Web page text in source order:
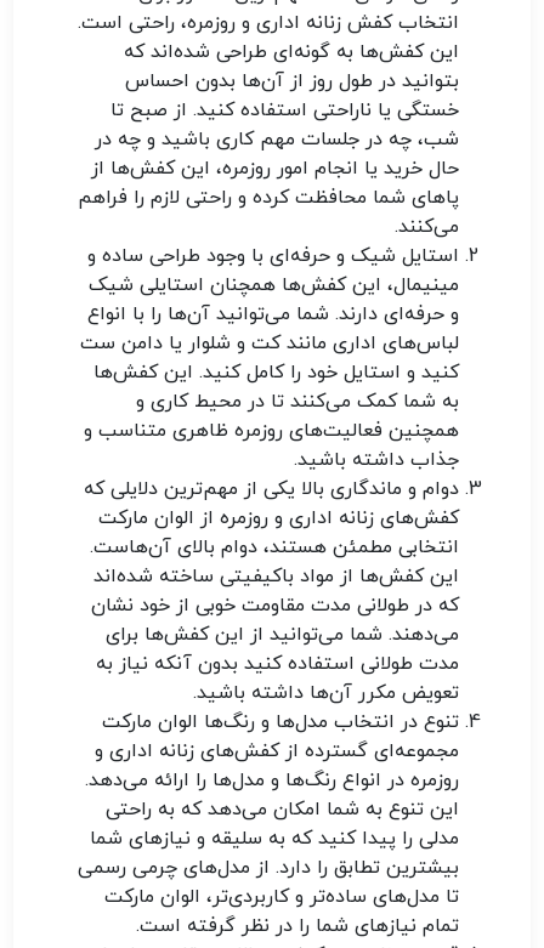
انتخاب کفش زنانه اداری و روزمره، راحتی است.
این کفش‌ها به گونه‌ای طراحی شده‌اند که
بتوانید در طول روز از آن‌ها بدون احساس
خستگی یا ناراحتی استفاده کنید. از صبح تا
شب، چه در جلسات مهم کاری باشید و چه در
حال خرید یا انجام امور روزمره، این کفش‌ها از
پاهای شما محافظت کرده و راحتی لازم را فراهم
می‌کنند.
استایل شیک و حرفه‌ای با وجود طراحی ساده و
مینیمال، این کفش‌ها همچنان استایلی شیک
و حرفه‌ای دارند. شما می‌توانید آن‌ها را با انواع
لباس‌های اداری مانند کت و شلوار یا دامن ست
کنید و استایل خود را کامل کنید. این کفش‌ها
به شما کمک می‌کنند تا در محیط کاری و
همچنین فعالیت‌های روزمره ظاهری متناسب و
جذاب داشته باشید.
دوام و ماندگاری بالا یکی از مهم‌ترین دلایلی که
کفش‌های زنانه اداری و روزمره از الوان مارکت
انتخابی مطمئن هستند، دوام بالای آن‌هاست.
این کفش‌ها از مواد باکیفیتی ساخته شده‌اند
که در طولانی مدت مقاومت خوبی از خود نشان
می‌دهند. شما می‌توانید از این کفش‌ها برای
مدت طولانی استفاده کنید بدون آنکه نیاز به
تعویض مکرر آن‌ها داشته باشید.
تنوع در انتخاب مدل‌ها و رنگ‌ها الوان مارکت
مجموعه‌ای گسترده از کفش‌های زنانه اداری و
روزمره در انواع رنگ‌ها و مدل‌ها را ارائه می‌دهد.
این تنوع به شما امکان می‌دهد که به راحتی
مدلی را پیدا کنید که به سلیقه و نیازهای شما
بیشترین تطابق را دارد. از مدل‌های چرمی رسمی
تا مدل‌های ساده‌تر و کاربردی‌تر، الوان مارکت
تمام نیازهای شما را در نظر گرفته است.